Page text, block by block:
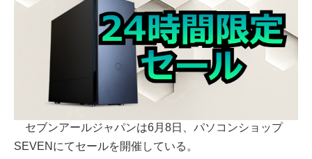
セブンアールジャパンは6月8日、パソコンショップ
SEVENにてセールを開催している。